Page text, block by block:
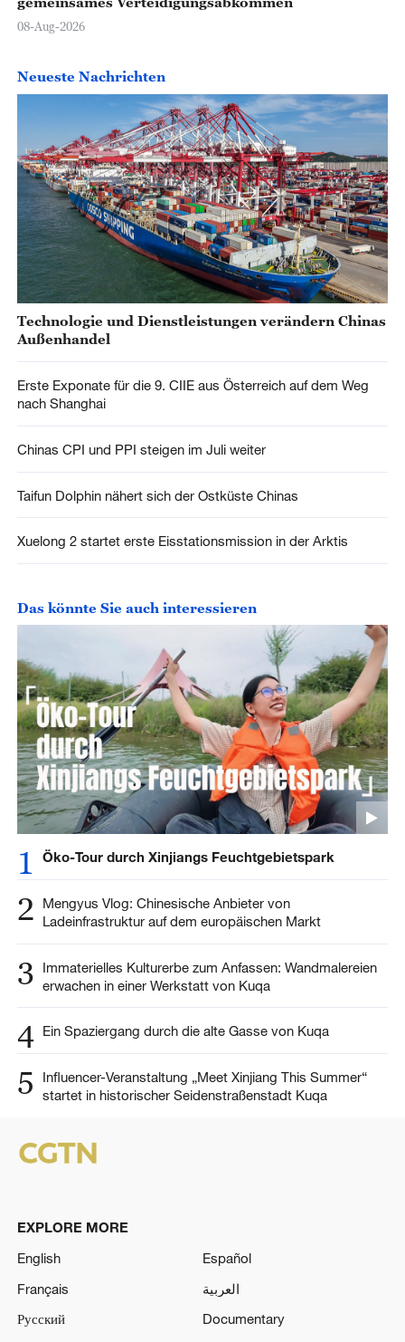
08-Aug-2026
Neueste Nachrichten
Technologie und Dienstleistungen verändern Chinas
Außenhandel
Erste Exponate für die 9. CIIE aus Österreich auf dem Weg
nach Shanghai
Chinas CPI und PPI steigen im Juli weiter
Taifun Dolphin nähert sich der Ostküste Chinas
Xuelong 2 startet erste Eisstationsmission in der Arktis
Das könnte Sie auch interessieren
1 Öko-Tour durch Xinjiangs Feuchtgebietspark
2
Mengyus Vlog: Chinesische Anbieter von
Ladeinfrastruktur auf dem europäischen Markt
3
Immaterielles Kulturerbe zum Anfassen: Wandmalereien
erwachen in einer Werkstatt von Kuqa
4 Ein Spaziergang durch die alte Gasse von Kuqa
5
Influencer-Veranstaltung „Meet Xinjiang This Summer“
startet in historischer Seidenstraßenstadt Kuqa
EXPLORE MORE
English
Español
Français
العربية
Русский
Documentary